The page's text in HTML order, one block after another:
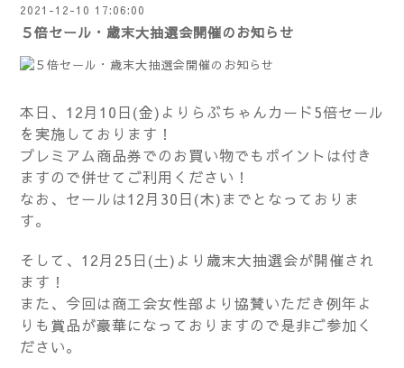
2021-12-10 17:06:00
５倍セール・歳末大抽選会開催のお知らせ
本日、12月10日(金)よりらぶちゃんカード5倍セール
を実施しております！
プレミアム商品券でのお買い物でもポイントは付き
ますので併せてご利用ください！
なお、セールは12月30日(木)までとなっておりま
す。
そして、12月25日(土)より歳末大抽選会が開催され
ます！
また、今回は商工会女性部より協賛いただき例年よ
りも賞品が豪華になっておりますので是非ご参加く
ださい。